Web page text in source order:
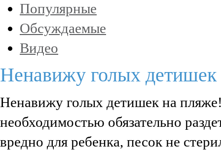
Популярные
Обсуждаемые
Видео
Ненавижу голых
Ненавижу голых детишек на
необходимостью обязательно
вредно для ребенка, песок не